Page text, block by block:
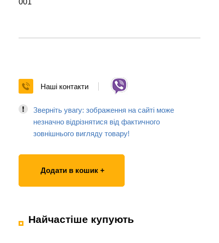
Наші контакти
Зверніть увагу: зображення на сайті може
незначно відрізнятися від фактичного
зовнішнього вигляду товару!
Додати в кошик +
Найчастіше купують